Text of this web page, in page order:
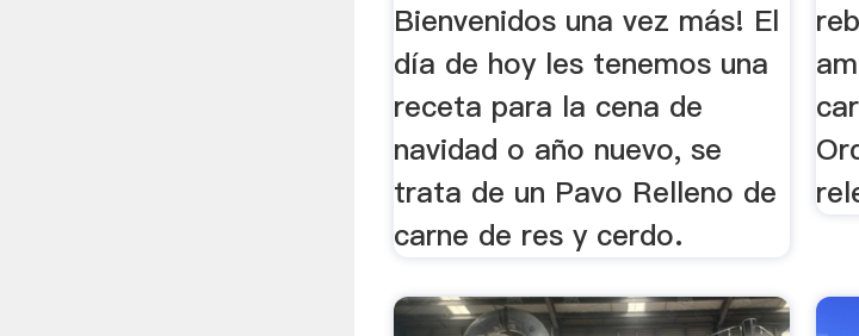
Bienvenidos una vez más! El
día de hoy les tenemos una
receta para la cena de
navidad o año nuevo, se
trata de un Pavo Relleno de
carne de res y cerdo.